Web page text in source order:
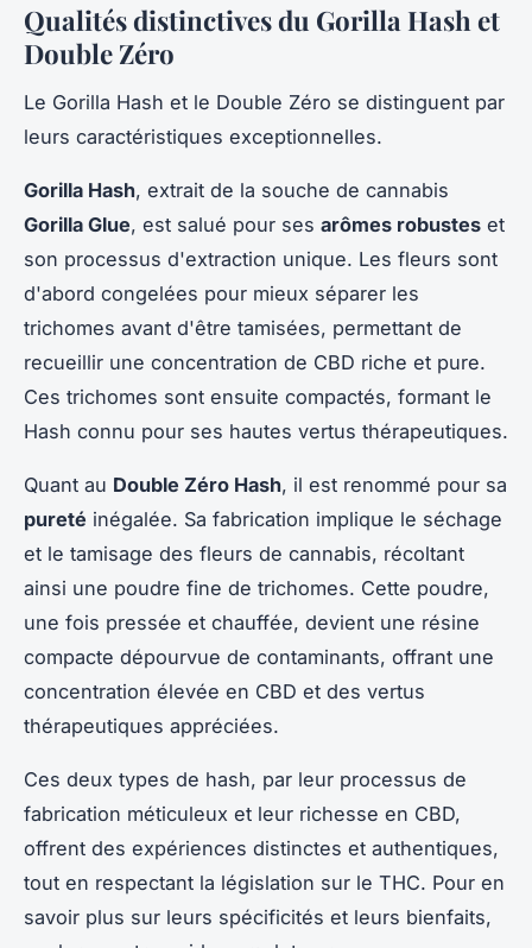
Qualités distinctives du Gorilla Hash et
Double Zéro
Le Gorilla Hash et le Double Zéro se distinguent par
leurs caractéristiques exceptionnelles.
Gorilla Hash, extrait de la souche de cannabis
Gorilla Glue, est salué pour ses arômes robustes et
son processus d'extraction unique. Les fleurs sont
d'abord congelées pour mieux séparer les
trichomes avant d'être tamisées, permettant de
recueillir une concentration de CBD riche et pure.
Ces trichomes sont ensuite compactés, formant le
Hash connu pour ses hautes vertus thérapeutiques.
Quant au Double Zéro Hash, il est renommé pour sa
pureté inégalée. Sa fabrication implique le séchage
et le tamisage des fleurs de cannabis, récoltant
ainsi une poudre fine de trichomes. Cette poudre,
une fois pressée et chauffée, devient une résine
compacte dépourvue de contaminants, offrant une
concentration élevée en CBD et des vertus
thérapeutiques appréciées.
Ces deux types de hash, par leur processus de
fabrication méticuleux et leur richesse en CBD,
offrent des expériences distinctes et authentiques,
tout en respectant la législation sur le THC. Pour en
savoir plus sur leurs spécificités et leurs bienfaits,